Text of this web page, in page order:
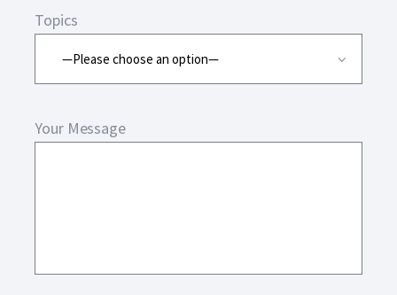
Topics
Your Message